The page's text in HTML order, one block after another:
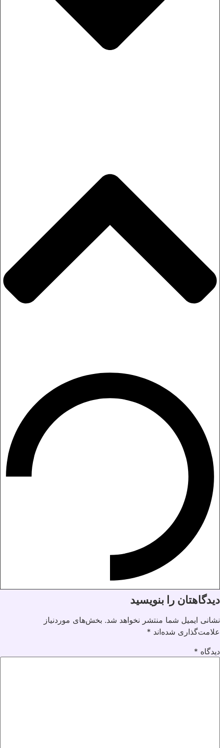
دیدگاهتان را بنویسید
نشانی ایمیل شما منتشر نخواهد شد. بخش‌های موردنیاز
علامت‌گذاری شده‌اند *
دیدگاه *